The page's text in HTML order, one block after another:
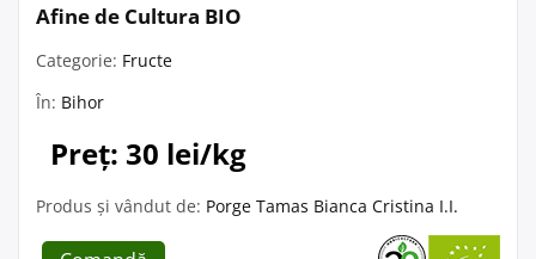
Afine de Cultura BIO
Categorie: Fructe
În: Bihor
Preț: 30 lei/kg
Produs și vândut de: Porge Tamas Bianca Cristina I.I.